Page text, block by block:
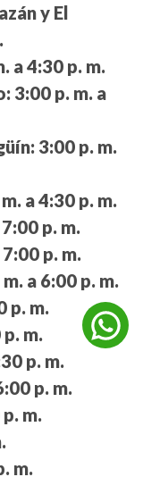
y El
a 4:30 p. m.
3:00 p. m. a
3:00 p. m.
a 4:30 p. m.
p. m.
p. m.
a 6:00 p. m.
p. m.
m.
p. m.
p. m.
m.
m.